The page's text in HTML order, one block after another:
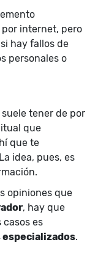
internet, pero
hay fallos de
personales o
tener de por
que
que te
idea, pues, es
opiniones que
, hay que
casos es
.